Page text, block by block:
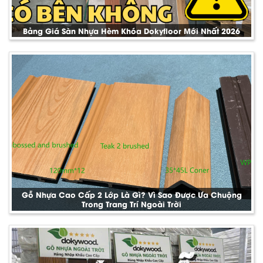
Bảng Giá Sàn Nhựa Hèm Khóa Dokyfloor Mới Nhất 2026
Gỗ Nhựa Cao Cấp 2 Lớp Là Gì? Vì Sao Được Ưa Chuộng
Trong Trang Trí Ngoài Trời